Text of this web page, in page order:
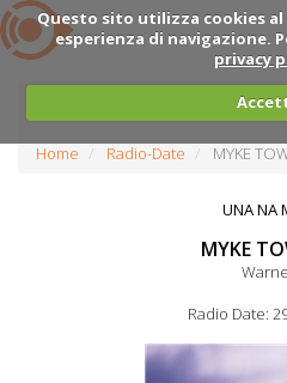
Questo sito utilizza cookies
esperienza di navigazione.
privacy
Home Radio-Date MYKE
UNA NA
MYKE
Radio Date: